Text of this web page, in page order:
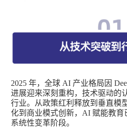
2025 年，全球 AI 产业格局因
进展迎来深刻重构，技术驱动的
行业。从政策红利释放到垂直模
化到商业模式创新，AI 赋能教育
系统性变革阶段。